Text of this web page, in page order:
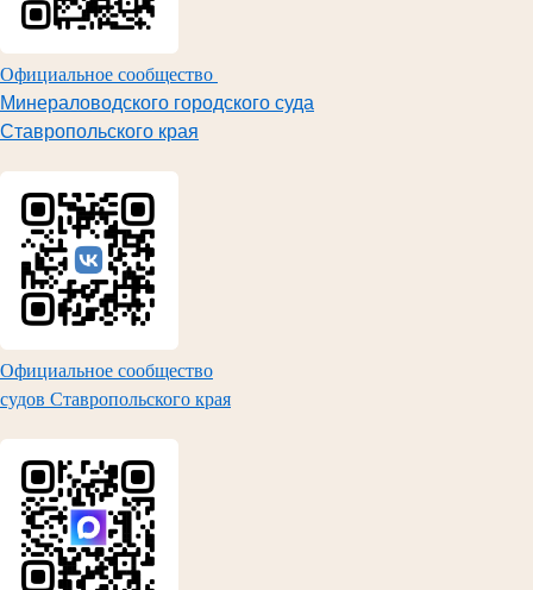
Официальное сообщество
Минераловодского городского суда
Ставропольского края
Официальное сообщество
судов Ставропольского края